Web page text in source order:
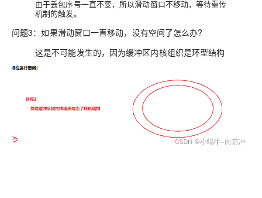
由于丢包序号一直不变，所以滑动窗口不移动，等待重传
机制的触发。
问题3：如果滑动窗口一直移动，没有空间了怎么办?
这是不可能发生的， 因为缓冲区内核组织是环型结构